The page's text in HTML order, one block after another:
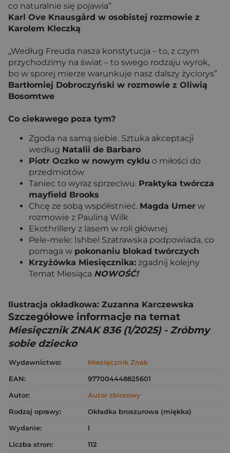
co naturalnie się pojawia”
Karl Ove Knausgård w osobistej rozmowie z
Karolem Kleczką
„Według Freuda nasza konstytucja – to, z czym
przychodzimy na świat – to swego rodzaju wyrok,
bo w sporej mierze warunkuje nasz dalszy życiorys”
Bartłomiej Dobroczyński w rozmowie z Oliwią
Bosomtwe
Co ciekawego poza tym?
Zgoda na samą siebie. Sztuka akceptacji
według Natalii de Barbaro
Piotr Oczko w nowym cyklu o miłości do
przedmiotów
Taniec to wyraz sprzeciwu. Praktyka twórcza
mayfield Brooks
Chcę ze sobą współistnieć. Magda Umer w
rozmowie z Pauliną Wilk
Ekothrillery z lasem w roli głównej
Pele-mele: Ishbel Szatrawska podpowiada, co
pomaga w pokonaniu blokad twórczych
Krzyżówka Miesięcznika: zgadnij kolejny
Temat Miesiąca NOWOŚĆ!
Ilustracja okładkowa: Zuzanna Karczewska
Szczegółowe informacje na temat
Miesięcznik ZNAK 836 (1/2025) - Zróbmy
sobie dziecko
Wydawnictwo:
Miesięcznik Znak
EAN:
977004448825601
Autor:
Autor zbiorowy
Rodzaj oprawy:
Okładka broszurowa (miękka)
Wydanie:
I
Liczba stron:
112